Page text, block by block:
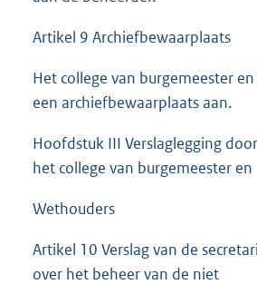
Artikel 9 Archiefbewaarplaats
Het college van burgemeester
een archiefbewaarplaats aan.
Hoofdstuk III Verslaglegging
het college van burgemeester en
Wethouders
Artikel 10 Verslag van de
over het beheer van de niet